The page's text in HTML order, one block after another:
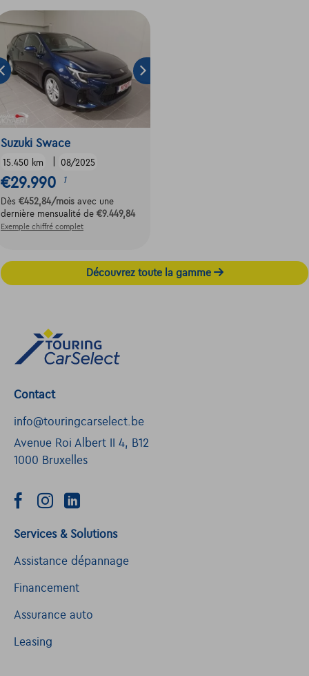
Suzuki Swace
15.450 km 08/2025
€29.990 1
Dès €452,84/mois avec une
dernière mensualité de €9.449,84
Exemple chiffré complet
Découvrez toute la gamme
Contact
info@touringcarselect.be
Avenue Roi Albert II 4, B12
1000 Bruxelles
Services & Solutions
Assistance dépannage
Financement
Assurance auto
Leasing